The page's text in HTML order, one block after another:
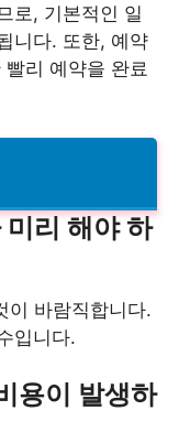
로, 기본적인 일
니다. 또한, 예약
리 예약을 완료
미리 해야 하
이 바람직합니다.
입니다.
용이 발생하